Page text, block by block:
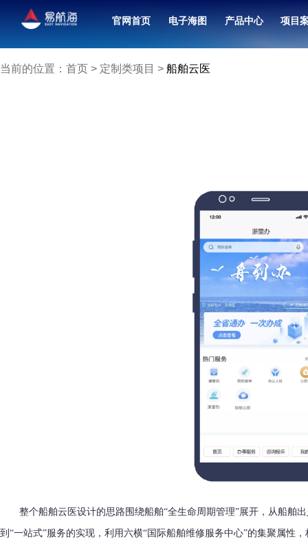
官网首页 电子海图 产品中心 项目
当前的位置： 首页 > 定制类项目 > 船舶云医
整个船舶云医设计的思路围绕船舶“全生命周期管理”展开，从船舶出
到“一站式”服务的实现，利用六横“国际船舶维修服务中心”的集聚属性